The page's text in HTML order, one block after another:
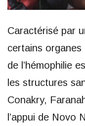
Caractérisé par
certains
de l’hémophilie
les structures
Conakry,
l’appui de Novo